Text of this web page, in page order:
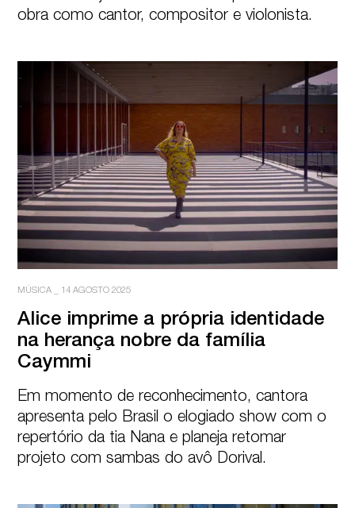
obra como cantor, compositor e violonista.
MÚSICA 14 AGOSTO 2025
Alice imprime a própria identidade
na herança nobre da família
Caymmi
Em momento de reconhecimento, cantora
apresenta pelo Brasil o elogiado show com o
repertório da tia Nana e planeja retomar
projeto com sambas do avô Dorival.